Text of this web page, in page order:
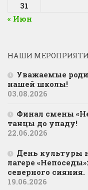
31
« Июн
НАШИ
Уважаемые
нашей школы!
03.08.2026
Финал смены
танцы до упаду!
22.06.2026
День культуры
лагере
северного сияния.
19.06.2026